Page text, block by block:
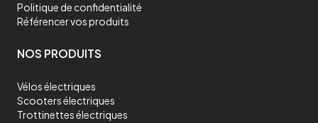
Politique de confidentialité
Référencer vos produits
NOS PRODUITS
Vélos électriques
Scooters électriques
Trottinettes électriques